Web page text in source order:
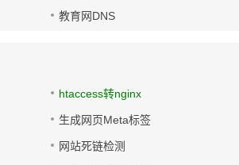
教育网DNS
htaccess转nginx
生成网页Meta标签
网站死链检测